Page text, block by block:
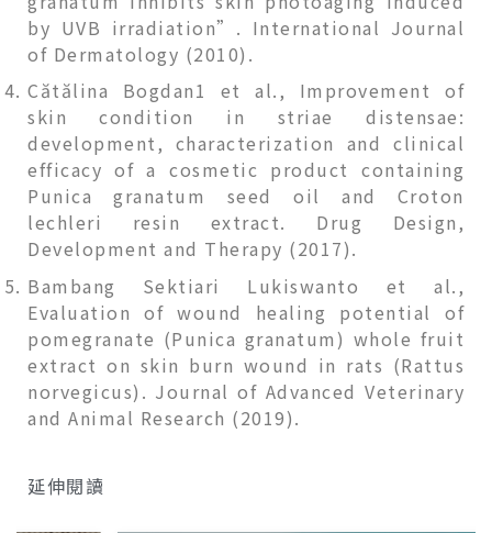
by UVB irradiation”. International Journal
of Dermatology (2010).
Cătălina Bogdan1 et al., Improvement of
skin condition in striae distensae:
development, characterization and clinical
efficacy of a cosmetic product containing
Punica granatum seed oil and Croton
lechleri resin extract. Drug Design,
Development and Therapy (2017).
Bambang Sektiari Lukiswanto et al.,
Evaluation of wound healing potential of
pomegranate (Punica granatum) whole fruit
extract on skin burn wound in rats (Rattus
norvegicus). Journal of Advanced Veterinary
and Animal Research (2019).
延伸閱讀